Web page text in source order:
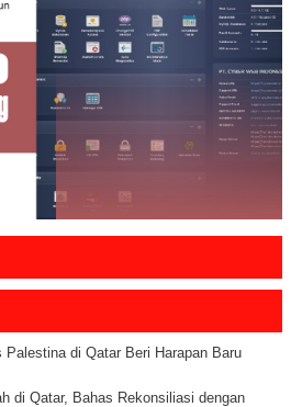
Palestina di Qatar Beri Harapan Baru
di Qatar, Bahas Rekonsiliasi dengan